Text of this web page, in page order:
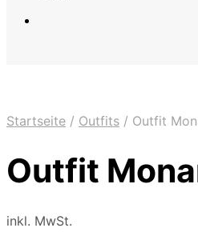
Startseite / Outfits / Outfit
Outfit
inkl. MwSt.